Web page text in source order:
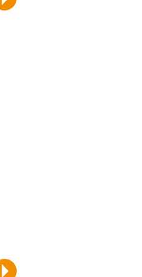
iStock/metamorworks